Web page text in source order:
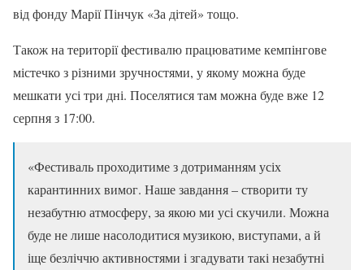
від фонду Марії Пінчук «За дітей» тощо.
Також на території фестивалю працюватиме кемпінгове
містечко з різними зручностями, у якому можна буде
мешкати усі три дні. Поселятися там можна буде вже 12
серпня з 17:00.
«Фестиваль проходитиме з дотриманням усіх
карантинних вимог. Наше завдання – створити ту
незабутню атмосферу, за якою ми усі скучили. Можна
буде не лише насолодитися музикою, виступами, а й
іще безліччю активностями і згадувати такі незабутні